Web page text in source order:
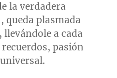
la verdadera
queda plasmada
llevándole a cada
pasión